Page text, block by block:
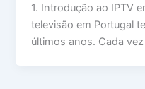
1. Introdução ao IPTV
televisão em Portugal
últimos anos. Cada vez